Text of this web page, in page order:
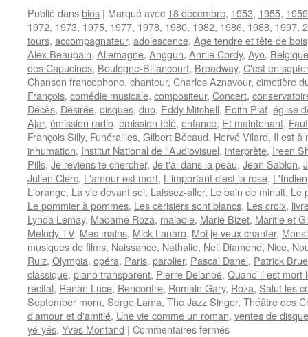
Publié dansbios | Marqué avec 18 décembre, 1953, 1955, 1959
1972, 1973, 1975, 1977, 1978, 1980, 1982, 1986, 1988, 1997,
tours, accompagnateur, adolescence, Age tendre et tête de bois
Alex Beaupain, Allemagne, Anggun, Annie Cordy, Ayo, Belgique
des Capucines, Boulogne-Billancourt, Broadway, C'est en
Chanson francophone, chanteur, Charles Aznavour, cimetière
François, comédie musicale, compositeur, Concert,
Décès, Désirée, disques, duo, Eddy Mitchell, Edith Piaf, église
Ajar, émission radio, émission télé, enfance, Et maintenant,
François Silly, Funérailles, Gilbert Bécaud, Hervé Vilard, Il est à
inhumation, Institut National de l'Audiovisuel, interprète, Ireen
Pills, Je reviens te chercher, Je t'ai dans la peau, Jean Sablon,
Julien Clerc, L'amour est mort, L'important c'est la rose, L'Indien
L'orange, La vie devant soi, Laissez-aller, Le bain de minuit, Le
Le pommier à pommes, Les cerisiers sont blancs, Les croix,
Lynda Lemay, Madame Roza, maladie, Marie Bizet, Maritie et
Melody TV, Mes mains, Mick Lanaro, Moi je veux chanter,
musiques de films, Naissance, Nathalie, Neil Diamond, Nice,
Ruiz, Olympia, opéra, Paris, parolier, Pascal Danel, Patrick
classique, piano transparent, Pierre Delanoë, Quand il est mort
récital, Renan Luce, Rencontre, Romain Gary, Roza, Salut les
September morn, Serge Lama, The Jazz Singer, Théâtre des
d'amour et d'amitié, Une vie comme un roman, ventes de
yé-yés, Yves Montand | Commentaires ferméssur